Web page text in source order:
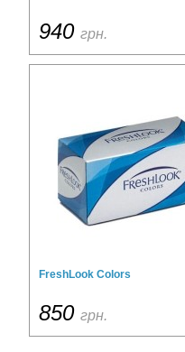
940 грн.
FreshLook Colors
850 грн.